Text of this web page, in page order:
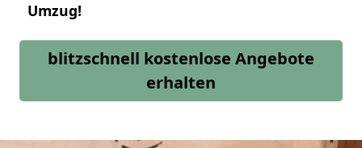
Umzug!
blitzschnell kostenlose Angebote
erhalten